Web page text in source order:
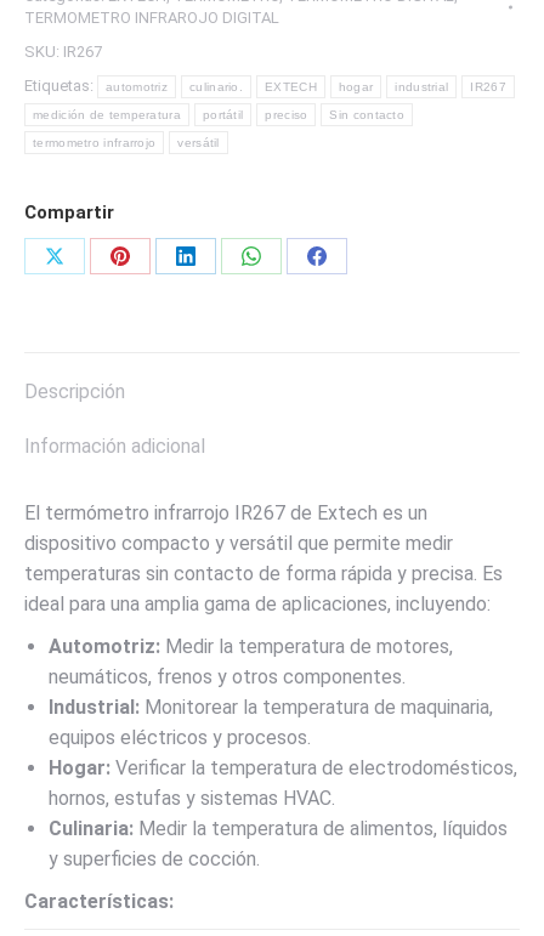
cantidad
TERMOMETRO INFRAROJO DIGITAL
SKU: IR267
Etiquetas:
automotriz culinario. EXTECH hogar industrial IR267
medición de temperatura portátil preciso Sin contacto
termometro infrarrojo versátil
Compartir
Share
Share
Share
Share
Share
Descripción
Información adicional
El termómetro infrarrojo IR267 de Extech es un
dispositivo compacto y versátil que permite medir
temperaturas sin contacto de forma rápida y precisa. Es
ideal para una amplia gama de aplicaciones, incluyendo:
Automotriz: Medir la temperatura de motores,
neumáticos, frenos y otros componentes.
Industrial: Monitorear la temperatura de maquinaria,
equipos eléctricos y procesos.
Hogar: Verificar la temperatura de electrodomésticos,
hornos, estufas y sistemas HVAC.
Culinaria: Medir la temperatura de alimentos, líquidos
y superficies de cocción.
Características: